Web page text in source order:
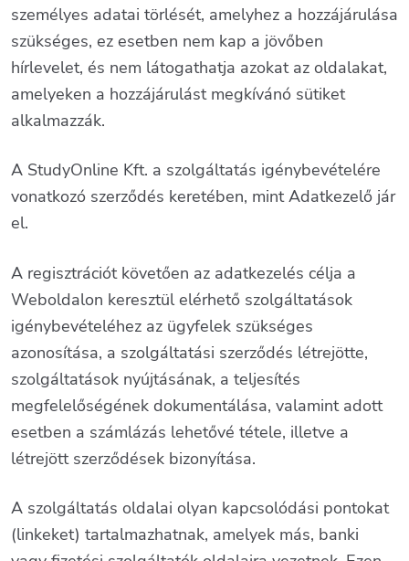
személyes adatai törlését, amelyhez a hozzájárulása
szükséges, ez esetben nem kap a jövőben
hírlevelet, és nem látogathatja azokat az oldalakat,
amelyeken a hozzájárulást megkívánó sütiket
alkalmazzák.
A StudyOnline Kft. a szolgáltatás igénybevételére
vonatkozó szerződés keretében, mint Adatkezelő jár
el.
A regisztrációt követően az adatkezelés célja a
Weboldalon keresztül elérhető szolgáltatások
igénybevételéhez az ügyfelek szükséges
azonosítása, a szolgáltatási szerződés létrejötte,
szolgáltatások nyújtásának, a teljesítés
megfelelőségének dokumentálása, valamint adott
esetben a számlázás lehetővé tétele, illetve a
létrejött szerződések bizonyítása.
A szolgáltatás oldalai olyan kapcsolódási pontokat
(linkeket) tartalmazhatnak, amelyek más, banki